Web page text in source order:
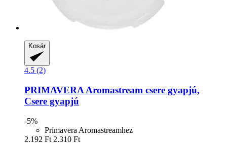
Kosár
4.5 (2)
PRIMAVERA Aromastream csere gyapjú,
Csere gyapjú
-5%
Primavera Aromastreamhez
2.192 Ft 2.310 Ft